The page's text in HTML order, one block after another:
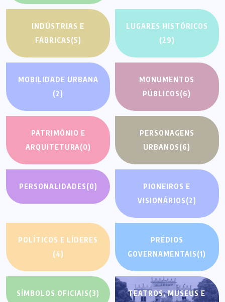
INDÚSTRIAS E
FÁBRICAS(5)
LUGARES HISTÓRICOS
(29)
MOBILIDADE URBANA
(2)
MONUMENTOS
PÚBLICOS(6)
PATRIMÔNIO E
ARQUITETURA(0)
PERSONAGENS
URBANOS(6)
PERSONALIDADES(0)
PIONEIROS E
VISIONÁRIOS(2)
POLÍTICOS E LÍDERES
(4)
PRÉDIOS
GOVERNAMENTAIS(1)
SÍMBOLOS OFICIAIS(3) TEATROS, MUSEUS E